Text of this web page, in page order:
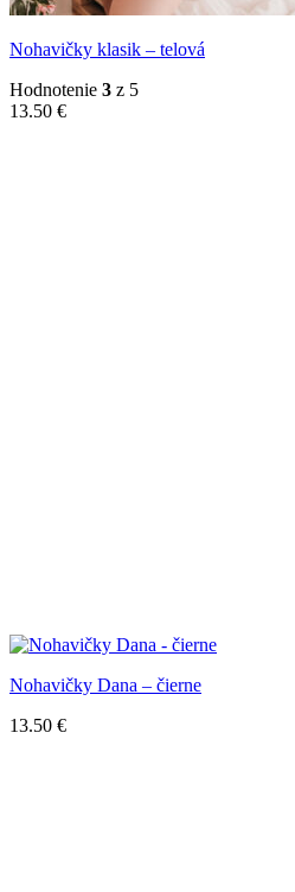
Nohavičky klasik – telová
Hodnotenie 3 z 5
13.50 €
Nohavičky Dana – čierne
13.50 €